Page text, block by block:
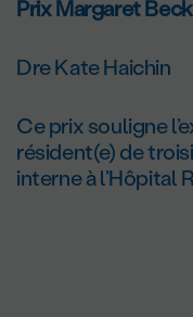
Prix Margaret
Dre Kate Haichin
Ce prix souligne
résident(e) de
interne à l’Hôpital